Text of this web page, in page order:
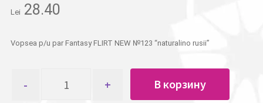
Lei 28.40
Vopsea p/u par Fantasy FLIRT NEW №123 “naturalino rusii”
товара
В корзину